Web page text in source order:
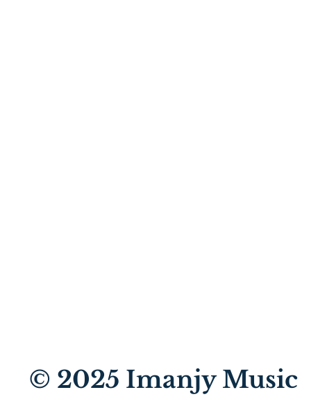
© 2025 Imanjy Music